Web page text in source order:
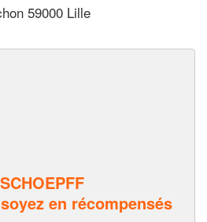
59000 Lille
en récompensés